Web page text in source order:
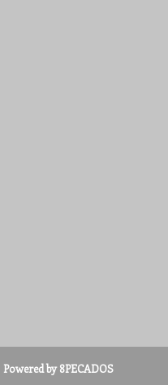
Powered by 8PECADOS